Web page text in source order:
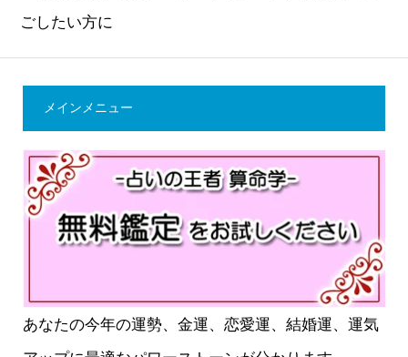
ごしたい方に
メインメニュー
あなたの今年の運勢、金運、恋愛運、結婚運、運気